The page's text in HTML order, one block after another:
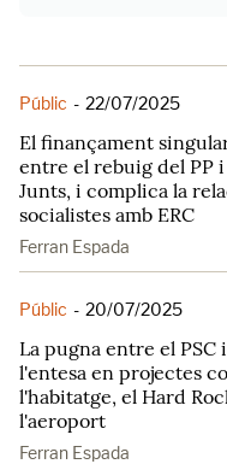
Públic - 22/07/2025
El finançament
entre el rebuig del PP
Junts, i complica la
socialistes amb ERC
Ferran Espada
Públic - 20/07/2025
La pugna entre el PSC
l'entesa en projectes
l'habitatge, el Hard
l'aeroport
Ferran Espada